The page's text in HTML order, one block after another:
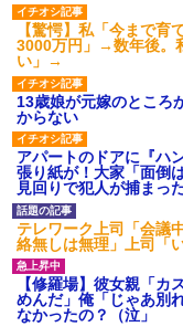
【驚愕】私「今まで育
3000万円」→数年後。
い」→
13歳娘が元嫁のところ
からない
アパートのドアに『ハ
張り紙が！大家「面倒
見回りで犯人が捕ま
テレワーク上司「会議
絡無しは無理」上司「
【修羅場】彼女親「
めんだ」俺「じゃあ別
なかったの？（泣」